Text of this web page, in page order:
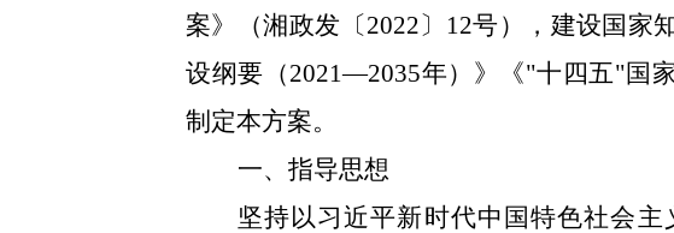
案》（湘政发〔2022〕12号），建设国家
设纲要（2021—2035年）》《"十四五"国
制定本方案。
一、指导思想
坚持以习近平新时代中国特色社会